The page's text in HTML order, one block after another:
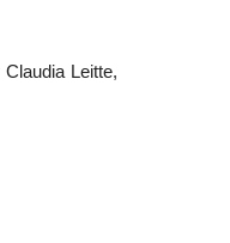
Leitte,